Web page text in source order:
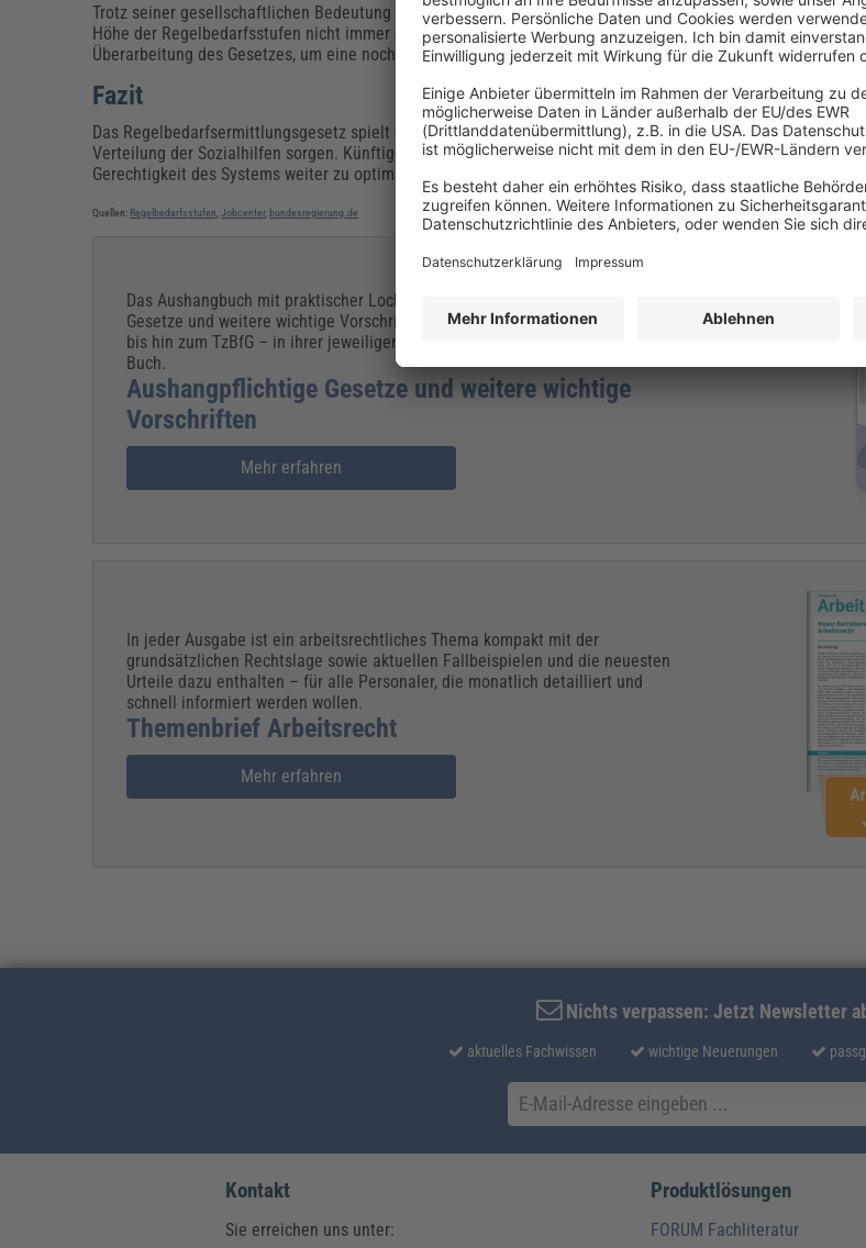
Trotz seiner gesellschaftlichen Bedeutung ist das RBEG nicht frei von Kritik. Einige Experten bemängeln,
Höhe der Regelbedarfsstufen nicht immer die tatsächlichen Bedürfnisse der Hilfebedürftigen
Überarbeitung des Gesetzes, um eine noch gerechtere Verteilung der Sozialleistungen und des Bürgergeldes
Fazit
Das Regelbedarfsermittlungsgesetz spielt eine wichtige Rolle im deutschen Sozialsystem und soll für eine
Verteilung der Sozialhilfen sorgen. Künftige Entwicklungen und Reformen der Regelbedarfsstufen könnten
Gerechtigkeit des Systems weiter zu optimieren.
Quellen: Regelbedarfsstufen ,Jobcenter, bundesregierung.de
Das Aushangbuch mit praktischer Lochung liefert alle aushangpflichtigen
Gesetze und weitere wichtige Vorschriften – vom AGG, JArbSchG und MuSchG
bis hin zum TzBfG – in ihrer jeweiligen aktuellen Fassung kompakt in einem
Buch.
Aushangpflichtige Gesetze und weitere wichtige
Vorschriften
Mehr erfahren
In jeder Ausgabe ist ein arbeitsrechtliches Thema kompakt mit der
grundsätzlichen Rechtslage sowie aktuellen Fallbeispielen und die neuesten
Urteile dazu enthalten – für alle Personaler, die monatlich detailliert und
schnell informiert werden wollen.
Themenbrief Arbeitsrecht
Mehr erfahren
Nichts verpassen: Jetzt Newsletter
aktuelles Fachwissen wichtige Neuerungen
Kontakt
Sie erreichen uns unter:
Produktlösungen
FORUM Fachliteratur